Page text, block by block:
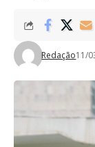
Redação11/